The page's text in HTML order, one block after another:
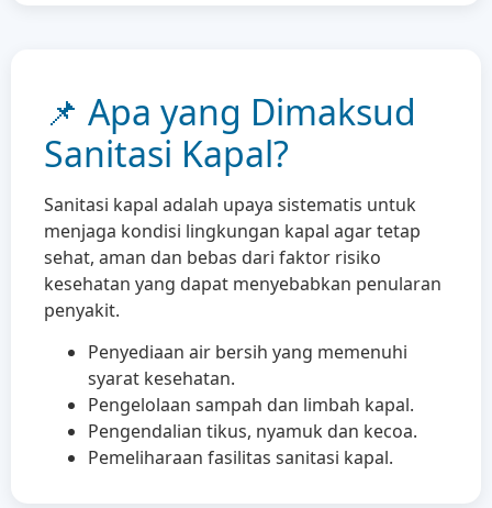
📌 Apa yang Dimaksud
Sanitasi Kapal?
Sanitasi kapal adalah upaya sistematis untuk
menjaga kondisi lingkungan kapal agar tetap
sehat, aman dan bebas dari faktor risiko
kesehatan yang dapat menyebabkan penularan
penyakit.
Penyediaan air bersih yang memenuhi
syarat kesehatan.
Pengelolaan sampah dan limbah kapal.
Pengendalian tikus, nyamuk dan kecoa.
Pemeliharaan fasilitas sanitasi kapal.